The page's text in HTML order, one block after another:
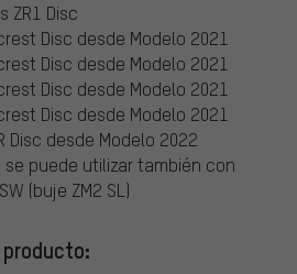
ZR1 Disc
Disc desde Modelo 2021
Disc desde Modelo 2021
Disc desde Modelo 2021
Disc desde Modelo 2021
Disc desde Modelo 2022
se puede utilizar también con
(buje ZM2 SL)